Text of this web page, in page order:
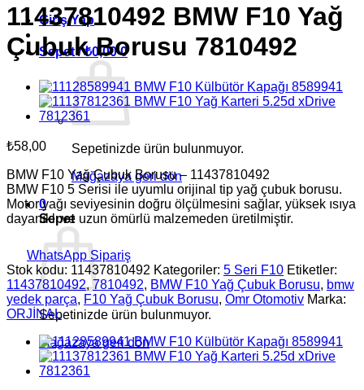
Giriş Yap
Sepet /₺0,00 0
Sepetinizde ürün bulunmuyor.
Mağazaya geri dön
0
Sepet
Sepetinizde ürün bulunmuyor.
Mağazaya geri dön
11437810492 BMW F10 Yağ
Çubuk Borusu 7810492
₺58,00
BMW F10 Yağ Çubuk Borusu – 11437810492
BMW F10 5 Serisi ile uyumlu orijinal tip yağ çubuk borusu.
Motor yağı seviyesinin doğru ölçülmesini sağlar, yüksek ısıya
dayanıklı ve uzun ömürlü malzemeden üretilmiştir.
WhatsApp Sipariş
Stok kodu: 11437810492 Kategoriler: 5 Seri F10 Etiketler:
11437810492,7810492, BMW F10 Yağ Çubuk Borusu, bmw
yedek parça, F10 Yağ Çubuk Borusu, Omr Otomotiv Marka:
ORJİNAL